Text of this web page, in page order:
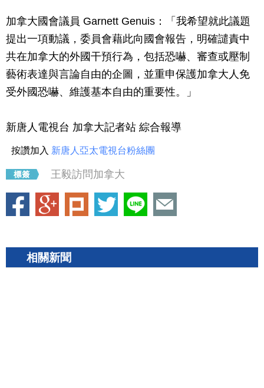
加拿大國會議員 Garnett Genuis：「我希望就此議題
提出一項動議，委員會藉此向國會報告，明確譴責中
共在加拿大的外國干預行為，包括恐嚇、審查或壓制
藝術表達與言論自由的企圖，並重申保護加拿大人免
受外國恐嚇、維護基本自由的重要性。」
新唐人電視台 加拿大記者站 綜合報導
按讚加入 新唐人亞太電視台粉絲團
王毅訪問加拿大
相關新聞